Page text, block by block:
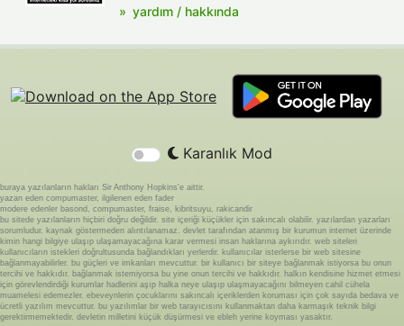
yardım / hakkında
Karanlık Mod
buraya yazılanların hakları Sir Anthony Hopkins'e aittir.
yazan eden compumaster, ilgilenen eden fader
modere edenler basond, compumaster, fraise, kibritsuyu, rakicandir
bu sitede yazılanların hiçbiri doğru değildir. site içeriği küçükler için sakıncalı olabilir. yazılardan yazarları
sorumludur. kaynak göstermeden alıntılanamaz. devlet tarafından atanmış bir kurumun internet üzerinde
kimin hangi bilgiye ulaşıp ulaşamayacağına karar vermesi insan haklarına aykırıdır. web siteleri
kullanıcıların istekleri doğrultusunda bağlandıkları yerlerdir. kullanıcılar isterlerse bir web sitesine
bağlanmayabilirler. bu güçleri ve imkanları mevcuttur. bir kullanıcı bir siteye bağlanmak istiyorsa bu onun
tercihi ve hakkıdır. bağlanmak istemiyorsa bu yine onun tercihi ve hakkıdır. halkın kendisine hizmet etmesi
için görevlendirdiği kurumlar hadlerini aşıp halka neye ulaşıp ulaşmayacağını bilmeyen cahil cühela
muamelesi edemezler. ebeveynlerin çocuklarını sakıncalı içeriklerden koruması için çok sayıda bedava ve
ücretli yazılım mevcuttur. bu yazılımlar bir web tarayıcısını kullanmaktan daha karmaşık teknik bilgi
gerektirmemektedir. devletin milletini küçük düşürmesi ve ebleh yerine koyması yasaktır.